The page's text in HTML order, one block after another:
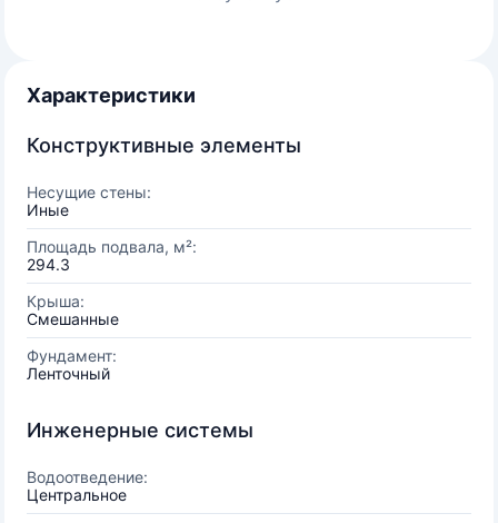
Характеристики
Конструктивные элементы
Несущие стены:
Иные
Площадь подвала, м²:
294.3
Крыша:
Смешанные
Фундамент:
Ленточный
Инженерные системы
Водоотведение:
Центральное